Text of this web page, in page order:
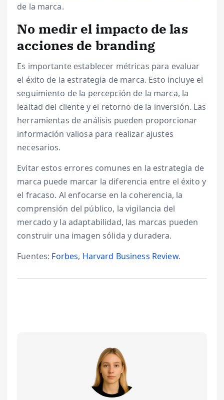
de la marca.
No medir el impacto de las
acciones de branding
Es importante establecer métricas para evaluar
el éxito de la estrategia de marca. Esto incluye el
seguimiento de la percepción de la marca, la
lealtad del cliente y el retorno de la inversión. Las
herramientas de análisis pueden proporcionar
información valiosa para realizar ajustes
necesarios.
Evitar estos errores comunes en la estrategia de
marca puede marcar la diferencia entre el éxito y
el fracaso. Al enfocarse en la coherencia, la
comprensión del público, la vigilancia del
mercado y la adaptabilidad, las marcas pueden
construir una imagen sólida y duradera.
Fuentes: Forbes, Harvard Business Review.